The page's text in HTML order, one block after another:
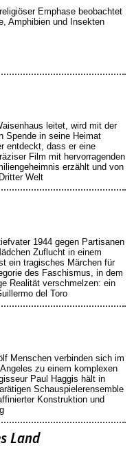
Emphase beobachtet
Amphibien und Insekten
leitet, wird mit der
Spende in seine Heimat
entdeckt, dass er eine
Film mit hervorragenden
erzählt und von
Welt
1944 gegen Partisanen
Zuflucht in einem
ein tragisches Märchen für
des Faschismus, in dem
Realität verschmelzen: ein
del Toro
Menschen verbinden sich im
zu einem komplexen
Paul Haggis hält in
Schauspielerensemble
Konstruktion und
Land